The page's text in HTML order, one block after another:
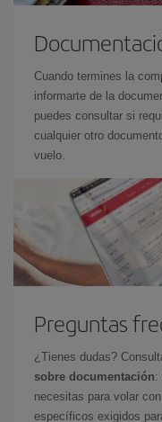
Cuando termines la
informarte de la
puedes consultar si
cualquier otro
vuelo.
Preguntas
¿Tienes dudas?
sobre documentación:
necesitas para volar
específicos exigidos